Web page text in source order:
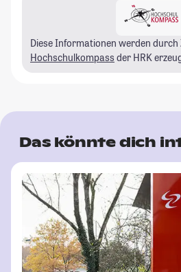
Diese Informationen werden
Hochschulkompass der HRK
Das könnte dich